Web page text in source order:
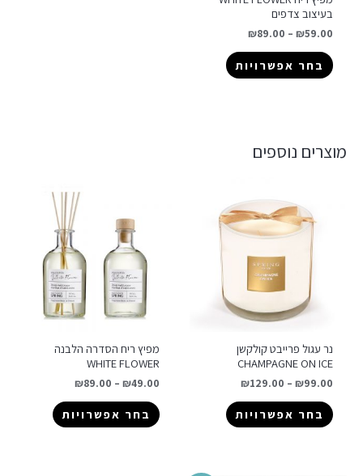
בעיצוב צדפים
₪59.00
–
₪89.00
בחר אפשרויות
מוצרים נוספים
נר עגול פרייבט קולקשן
CHAMPAGNE ON ICE
₪99.00
–
₪129.00
בחר אפשרויות
מפיץ ריח הסדרה הלבנה
WHITE FLOWER
₪49.00
–
₪89.00
בחר אפשרויות